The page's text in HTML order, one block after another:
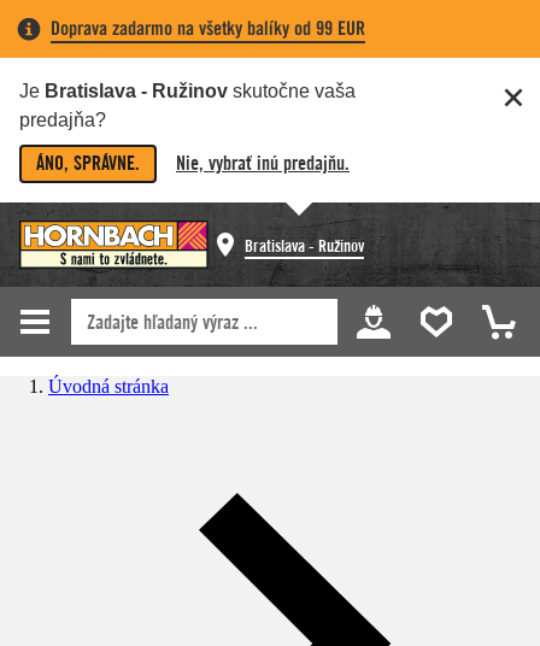
Doprava zadarmo na všetky balíky od 99 EUR
Je Bratislava - Ružinov skutočne vaša
predajňa?
ÁNO, SPRÁVNE. Nie, vybrať inú predajňu.
Bratislava - Ružinov
Úvodná stránka